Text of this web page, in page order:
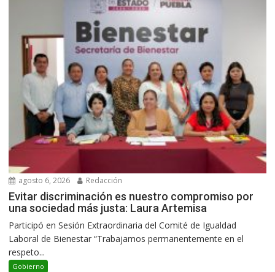
agosto 6, 2026 Redacción
Evitar discriminación es nuestro compromiso por
una sociedad más justa: Laura Artemisa
Participó en Sesión Extraordinaria del Comité de Igualdad
Laboral de Bienestar “Trabajamos permanentemente en el
respeto...
Gobierno